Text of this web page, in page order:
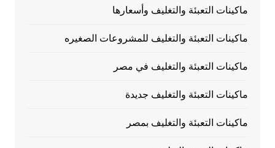
ماكينات التعبئة والتغليف وأسعارها
ماكينات التعبئة والتغليف للمشروعات الصغيره
ماكينات التعبئة والتغليف في مصر
ماكينات التعبئة والتغليف جديدة
ماكينات التعبئة والتغليف بمصر